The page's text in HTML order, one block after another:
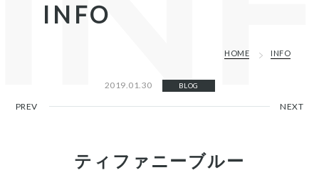
INFO
HOME INFO
2019.01.30 BLOG
NEXT
PREV
ティファニーブルー